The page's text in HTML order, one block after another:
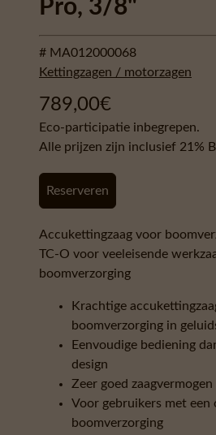
Pro, 3/8"
# MA012000068
Kettingzagen / motorzagen
789,00€
Eco-participatie inbegrepen.
Alle prijzen zijn inclusief 21%
Reserveren
Accukettingzaag voor
TC-O voor veeleisende
boomverzorging
Krachtige
boomverzorging in
Eenvoudige bediening
design
Zeer goed zaagvermogen
Voor gebruikers met een
boomverzorging